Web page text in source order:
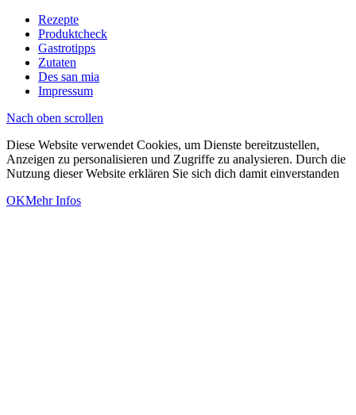
Rezepte
Produktcheck
Gastrotipps
Zutaten
Des san mia
Impressum
Nach oben scrollen
Diese Website verwendet Cookies, um Dienste bereitzustellen,
Anzeigen zu personalisieren und Zugriffe zu analysieren. Durch die
Nutzung dieser Website erklären Sie sich dich damit einverstanden
OKMehr Infos